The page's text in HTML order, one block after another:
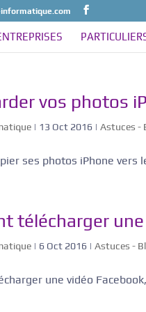
vos photos
| 13 Oct 2016 |Astuces -
ses photos iPhone vers
télécharger
| 6 Oct 2016 |Astuces -
une vidéo